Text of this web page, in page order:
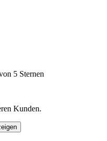
5 Sternen
Kunden.